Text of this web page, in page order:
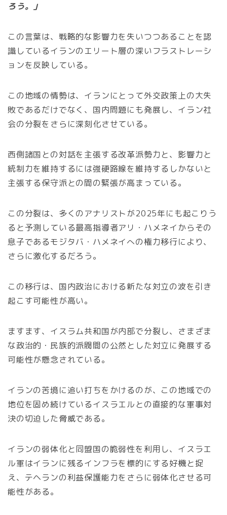
ろう。」
この言葉は、戦略的な影響力を失いつつあることを認
識しているイランのエリート層の深いフラストレーシ
ョンを反映している。
この地域の情勢は、イランにとって外交政策上の大失
敗であるだけでなく、国内問題にも発展し、イラン社
会の分裂をさらに深刻化させている。
西側諸国との対話を主張する改革派勢力と、影響力と
統制力を維持するには強硬路線を維持するしかないと
主張する保守派との間の緊張が高まっている。
この分裂は、多くのアナリストが2025年にも起こりう
ると予測している最高指導者アリ・ハメネイからその
息子であるモジタバ・ハメネイへの権力移行により、
さらに激化するだろう。
この移行は、国内政治における新たな対立の波を引き
起こす可能性が高い。
ますます、イスラム共和国が内部で分裂し、さまざま
な政治的・民族的派閥間の公然とした対立に発展する
可能性が懸念されている。
イランの苦境に追い打ちをかけるのが、この地域での
地位を固め続けているイスラエルとの直接的な軍事対
決の切迫した脅威である。
イランの弱体化と同盟国の脆弱性を利用し、イスラエ
ル軍はイランに残るインフラを標的にする好機と捉
え、テヘランの利益保護能力をさらに弱体化させる可
能性がある。